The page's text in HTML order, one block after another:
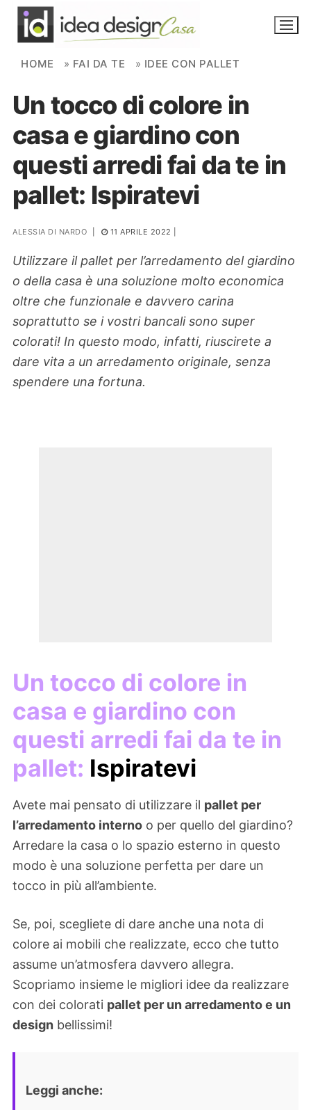
Skip to content
NOVITÀ
AMBIENTI
FAI DA TE
PIANTE
Ortaggio
HOME » FAI DA TE » IDEE CON PALLET
Un tocco di colore in
casa e giardino con
questi arredi fai da te in
pallet: Ispiratevi
ALESSIA DI NARDO 11 APRILE 2022
Utilizzare il pallet per l’arredamento del giardino
o della casa è una soluzione molto economica
oltre che funzionale e davvero carina
soprattutto se i vostri bancali sono super
colorati! In questo modo, infatti, riuscirete a
dare vita a un arredamento originale, senza
spendere una fortuna.
Un tocco di colore in
casa e giardino con
questi arredi fai da te in
pallet: Ispiratevi
Avete mai pensato di utilizzare il pallet per
l’arredamento interno o per quello del giardino?
Arredare la casa o lo spazio esterno in questo
modo è una soluzione perfetta per dare un
tocco in più all’ambiente.
Se, poi, scegliete di dare anche una nota di
colore ai mobili che realizzate, ecco che tutto
assume un’atmosfera davvero allegra.
Scopriamo insieme le migliori idee da realizzare
con dei colorati pallet per un arredamento e un
design bellissimi!
Leggi anche: